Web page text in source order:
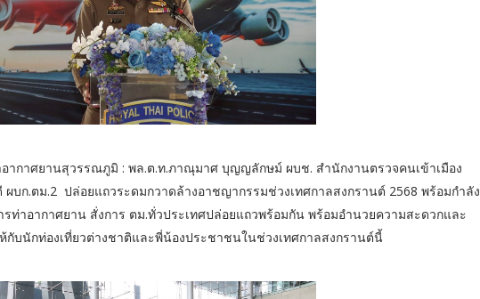
อากาศยานสุวรรณภูมิ : พล.ต.ท.ภาณุมาศ บุญญลักษม์ ผบช. สำนักงานตรวจคนเข้าเมือง
บก.ตม.2 ปล่อยแถวระดมกวาดล้างอาชญากรรมช่วงเทศกาลสงกรานต์ 2568 พร้อมกำลัง
รท่าอากาศยาน สั่งการ ตม.ทั่วประเทศปล่อยแถวพร้อมกัน พร้อมอำนวยความสะดวกและ
บนักท่องเที่ยวต่างชาติและพี่น้องประชาชนในช่วงเทศกาลสงกรานต์นี้